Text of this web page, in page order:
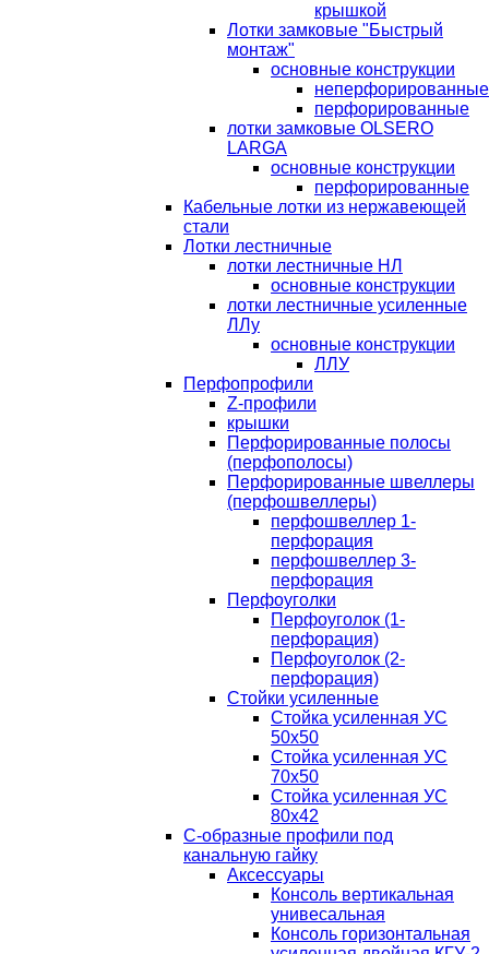
крышкой
Лотки замковые "Быстрый
монтаж"
основные конструкции
неперфорированные
перфорированные
лотки замковые OLSERO
LARGA
основные конструкции
перфорированные
Кабельные лотки из нержавеющей
стали
Лотки лестничные
лотки лестничные НЛ
основные конструкции
лотки лестничные усиленные
ЛЛу
основные конструкции
ЛЛУ
Перфопрофили
Z-профили
крышки
Перфорированные полосы
(перфополосы)
Перфорированные швеллеры
(перфошвеллеры)
перфошвеллер 1-
перфорация
перфошвеллер 3-
перфорация
Перфоуголки
Перфоуголок (1-
перфорация)
Перфоуголок (2-
перфорация)
Стойки усиленные
Стойка усиленная УС
50х50
Стойка усиленная УС
70х50
Стойка усиленная УС
80х42
С-образные профили под
канальную гайку
Аксессуары
Консоль вертикальная
унивесальная
Консоль горизонтальная